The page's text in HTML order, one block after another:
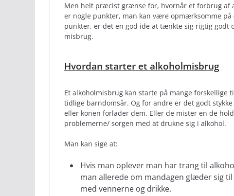
Men helt præcist grænse for, hvornår et forbrug af
er nogle punkter, man kan være opmærksomme
punkter, er det en god ide at tænkte sig rigtig godt
misbrug.
Hvordan starter et alkoholmisbrug
Et alkoholmisbrug kan starte på mange forskellige
tidlige barndomsår. Og for andre er det godt
eller konen forlader dem. Eller de mister en de
problemerne/ sorgen med at drukne sig i alkohol.
Man kan sige at:
Hvis man oplever man har trang til
man allerede om mandagen glæder sig
med vennerne og drikke.